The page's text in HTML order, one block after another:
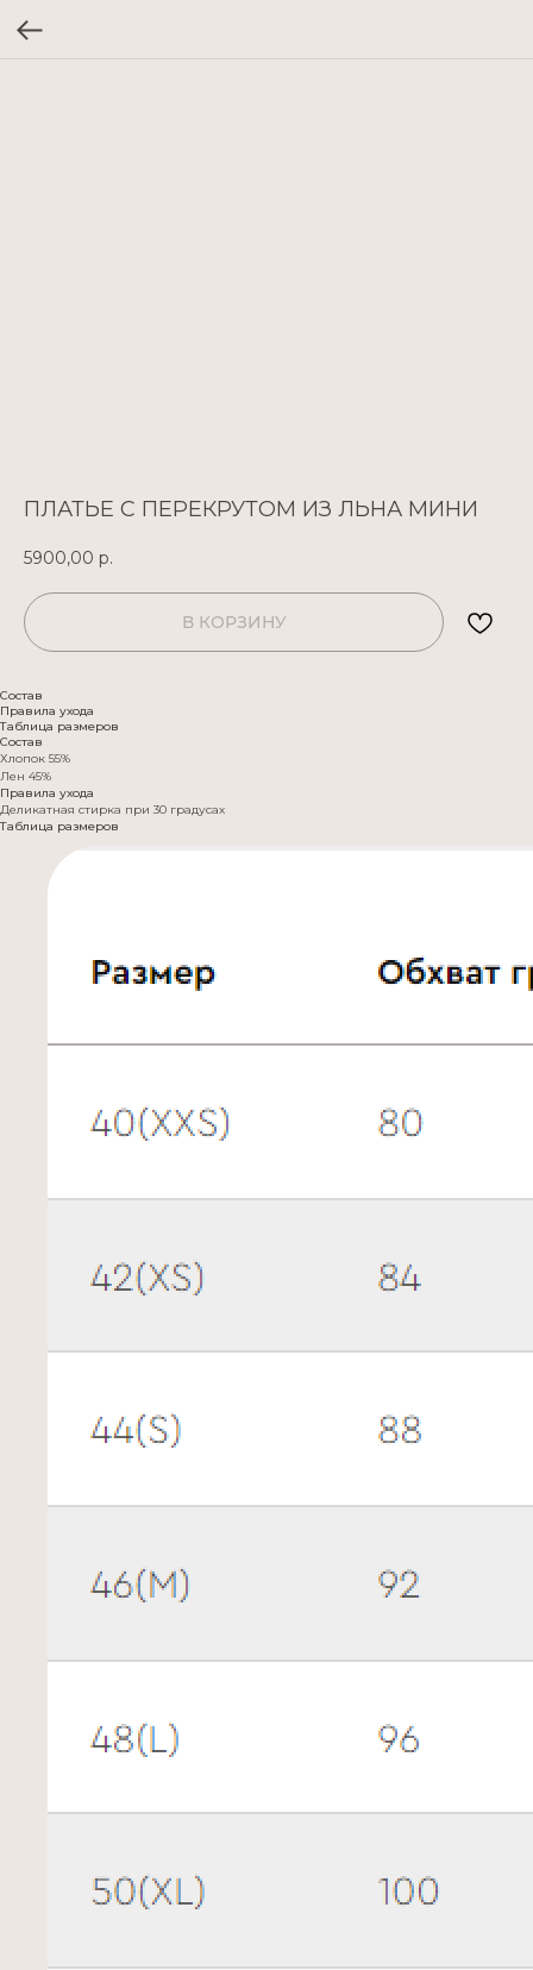
ПЛАТЬЕ С ПЕРЕКРУТОМ ИЗ ЛЬНА МИНИ
5900,00 р.
В КОРЗИНУ
Состав
Правила ухода
Таблица размеров
Состав
Хлопок 55%
Лен 45%
Правила ухода
Деликатная стирка при 30 градусах
Таблица размеров